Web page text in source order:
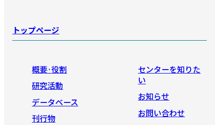
トップページ
概要·役割
研究活動
データベース
刊行物
センターを知りた
い
お知らせ
お問い合わせ